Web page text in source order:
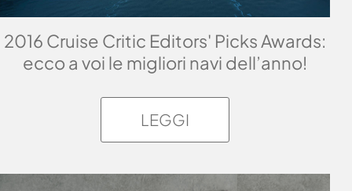
2016 Cruise Critic Editors' Picks Awards:
ecco a voi le migliori navi dell’anno!
LEGGI